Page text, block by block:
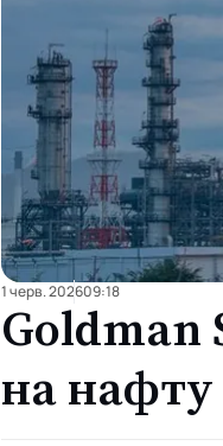
1 черв. 202609:18
Goldman
на нафту